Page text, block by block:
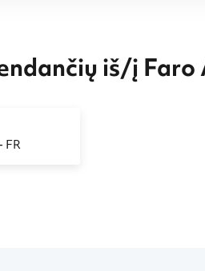
iš/į Faro
FR